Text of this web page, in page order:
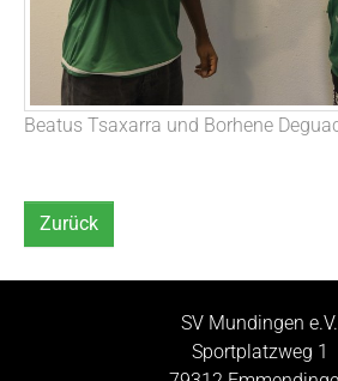
Beatus Tsaxarra und Borhene
Zurück
SV Mundingen e.V.
Sportplatzweg 1